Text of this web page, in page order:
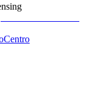
Centro